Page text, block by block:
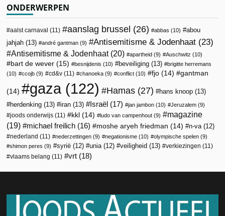
ONDERWERPEN
aalst carnaval (11) aanslag brussel (26) abbas (10)
abou
jahjah (13) andré gantman (9) Antisemitisme & Jodenhaat (23)
Antisemitisme & Jodenhaat(20) apartheid (9) Auschwitz (10)
bart de wever (15) besnijdenis (10) beveiliging (13)
brigitte herremans
(10)
ccojb (9) cd&v (11) chanoeka (9) conflict (10) fjo (14) gantman
(14) gaza(122) Hamas (27) hans knoop (13)
herdenking (13) iran (13) Israël (17) jan jambon (10) Jeruzalem (9)
joods onderwijs (11) kkl (14) ludo van campenhout (9)
magazine
(19)
michael freilich (16) moshe aryeh friedman (14) n-va(12)
nederland (11) nederzettingen (9) negationisme (10) olympische spelen (9)
shimon peres (9) syrië (12) unia(12) veiligheid (13) verkiezingen (11)
vlaams belang (11) vrt (18)